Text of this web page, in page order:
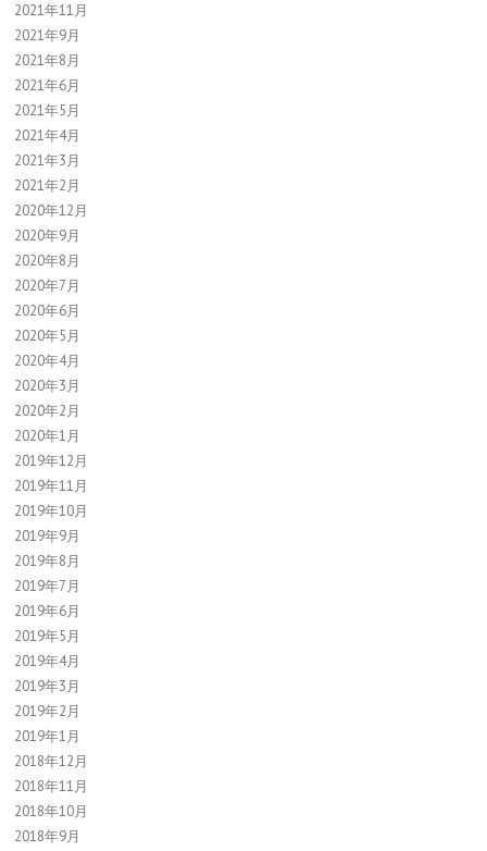
2021年11月
2021年9月
2021年8月
2021年6月
2021年5月
2021年4月
2021年3月
2021年2月
2020年12月
2020年9月
2020年8月
2020年7月
2020年6月
2020年5月
2020年4月
2020年3月
2020年2月
2020年1月
2019年12月
2019年11月
2019年10月
2019年9月
2019年8月
2019年7月
2019年6月
2019年5月
2019年4月
2019年3月
2019年2月
2019年1月
2018年12月
2018年11月
2018年10月
2018年9月